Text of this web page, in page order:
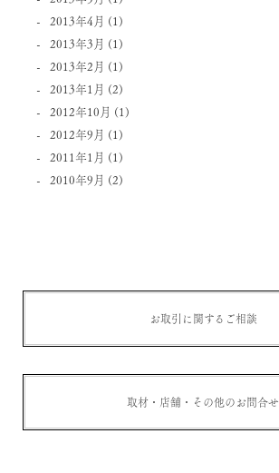
2013年4月 (1)
2013年3月 (1)
2013年2月 (1)
2013年1月 (2)
2012年10月 (1)
2012年9月 (1)
2011年1月 (1)
2010年9月 (2)
お取引に関するご相談
取材・店舗・その他のお問合せ